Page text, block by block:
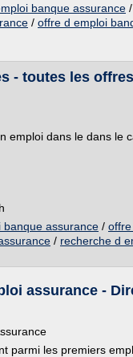
banque assurance /
/ offre d emploi
- toutes les
emploi dans le dans le
banque assurance /
/ recherche d
assurance -
parmi les premiers